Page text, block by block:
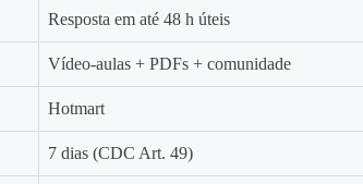
Resposta em até 48 h úteis
Vídeo‑aulas + PDFs + comunidade
Hotmart
7 dias (CDC Art. 49)